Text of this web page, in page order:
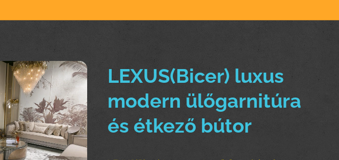
LEXUS(Bicer) luxus
modern ülőgarnitúra
és étkező bútor